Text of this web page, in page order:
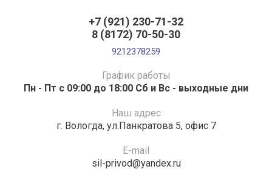
+7 (921) 230-71-32
8 (8172) 70-50-30
9212378259
График работы
Пн - Пт с 09:00 до 18:00 Сб и Вс - выходные дни
Наш адрес
г. Вологда, ул.Панкратова 5, офис 7
E-mail
sil-privod@yandex.ru